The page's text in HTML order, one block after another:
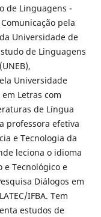
de Linguagens -
pela
Universidade de
de Linguagens
Universidade
Letras com
de Língua
professora efetiva
e Tecnologia da
leciona o idioma
e Tecnológico e
Diálogos em
IFBA. Tem
estudos de